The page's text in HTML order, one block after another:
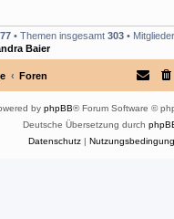
• Themen insgesamt 303 •
Baier
Foren
by phpBB® Forum Software ©
Deutsche Übersetzung durch
Datenschutz|